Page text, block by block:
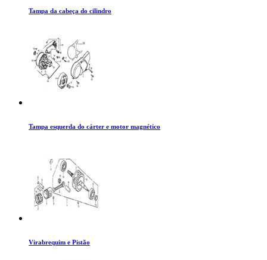
Tampa da cabeça do cilindro
Tampa esquerda do cárter e motor magnético
Virabrequim e Pistão